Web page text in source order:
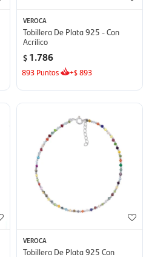
VEROCA
Tobillera De Plata 925 - Con
Acrílico
$ 1.786
893 Puntos +$893
VEROCA
Tobillera De Plata 925 Con